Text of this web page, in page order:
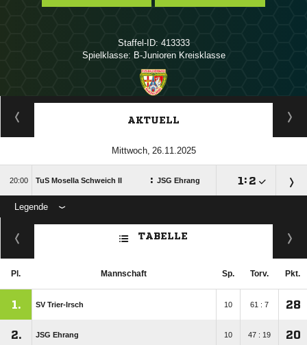
Staffel-ID: 413333
Spielklasse: B-Junioren Kreisklasse
ANZEIGE
AKTUELL
 
 TuS Mosella Schweich II : JSG Ehrang  : 
Legende
ANZEIGE
TABELLE
Pl. Mannschaft Sp. Torv. Pkt.
1. SV Trier-Irsch 10 61 : 7 28
2. JSG Ehrang 10 47 : 19 20